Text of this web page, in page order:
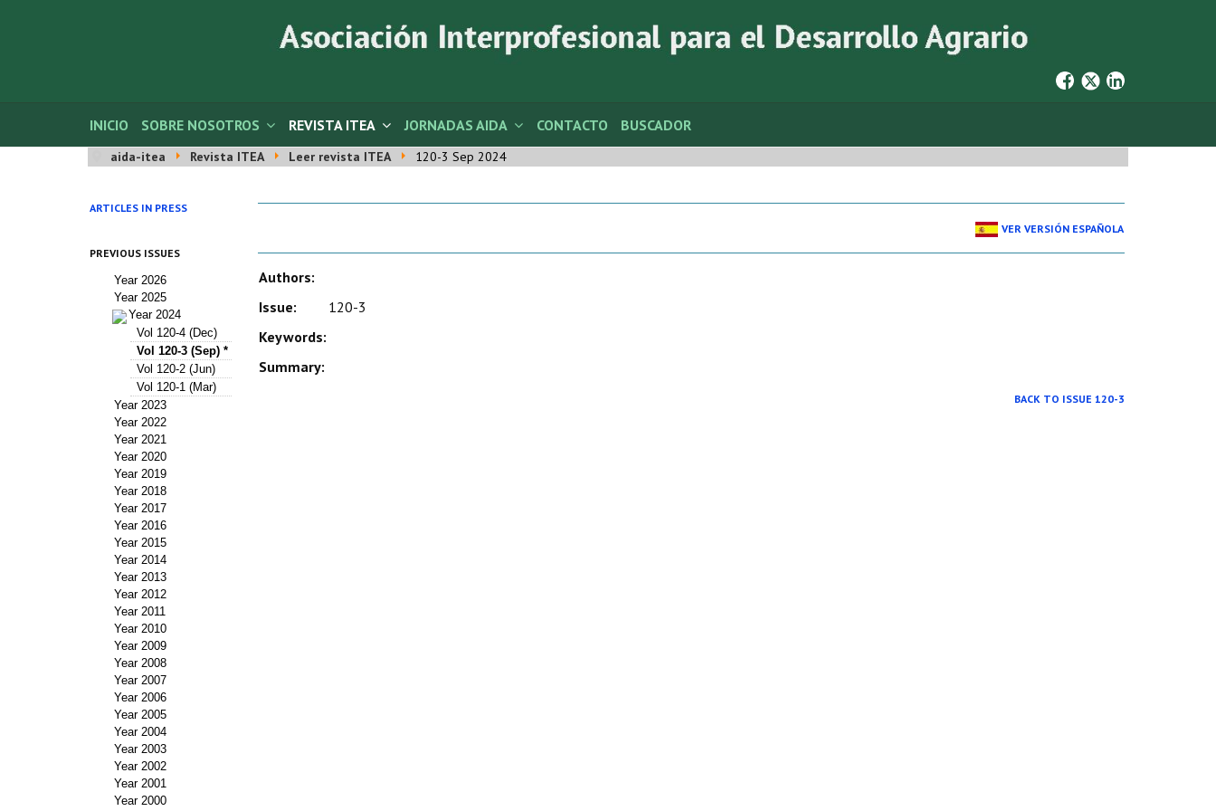
INICIO SOBRE NOSOTROS REVISTA ITEA JORNADAS AIDA CONTACTO BUSCADOR
aida-itea Revista ITEA Leer revista ITEA 120-3 Sep 2024
ARTICLES IN PRESS
PREVIOUS ISSUES
Year 2026
Year 2025
Year 2024
Vol 120-4 (Dec)
Vol 120-3 (Sep) *
Vol 120-2 (Jun)
Vol 120-1 (Mar)
Year 2023
Year 2022
Year 2021
Year 2020
Year 2019
Year 2018
Year 2017
Year 2016
Year 2015
Year 2014
Year 2013
Year 2012
Year 2011
Year 2010
Year 2009
Year 2008
Year 2007
Year 2006
Year 2005
Year 2004
Year 2003
Year 2002
Year 2001
Year 2000
VER VERSIÓN ESPAÑOLA
Authors:
Issue:
120-3
Keywords:
Summary:
BACK TO ISSUE 120-3